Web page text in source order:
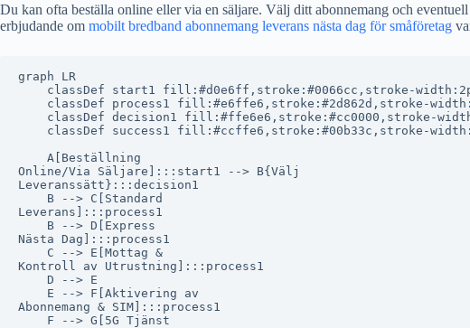
Du kan ofta beställa online eller via en säljare. Välj ditt abonnemang och
erbjudande om mobilt bredband abonnemang leverans nästa dag för småföretag
graph LR
classDef start1 fill:#d0e6ff,stroke:#0066cc,stroke-
classDef process1 fill:#e6ffe6,stroke:#2d862d,stroke-
classDef decision1 fill:#ffe6e6,stroke:#cc0000,stroke-
classDef success1 fill:#ccffe6,stroke:#00b33c,stroke-
    A[Beställning
Online/Via Säljare]:::start1 --> B{Välj
Leveranssätt}:::decision1
    B --> C[Standard
Leverans]:::process1
    B --> D[Express
Nästa Dag]:::process1
    C --> E[Mottag &
Kontroll av Utrustning]:::process1
    D --> E
    E --> F[Aktivering av
Abonnemang & SIM]:::process1
    F --> G[5G Tjänst